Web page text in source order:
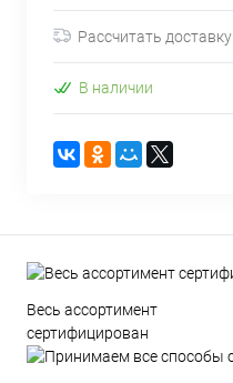
Рассчитать доставку
В наличии
Весь ассортимент
сертифицирован